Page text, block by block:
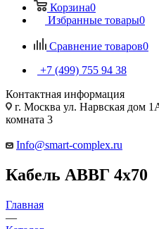
Корзина0
Избранные товары0
Сравнение товаров0
+7 (499) 755 94 38
Контактная информация
г. Москва ул. Нарвская дом
комната 3
Info@smart-complex.ru
Кабель АВВГ 4х70
Главная
—